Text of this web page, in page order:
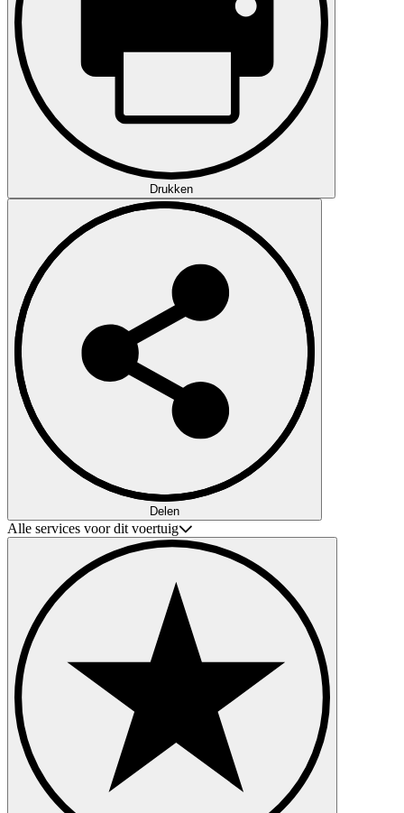
Drukken
Delen
Alle services voor dit voertuig